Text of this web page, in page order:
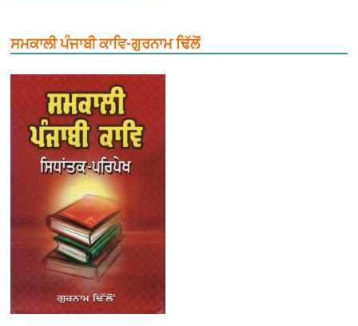
ਸਮਕਾਲੀ ਪੰਜਾਬੀ ਕਾਵਿ-ਗੁਰਨਾਮ ਢਿੱਲੋਂ